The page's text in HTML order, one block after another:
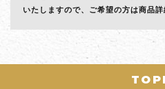
いたしますので、ご希望の方は商品